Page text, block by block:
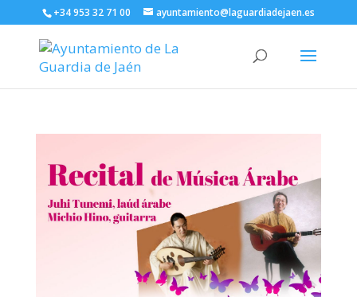
+34 953 32 71 00 ayuntamiento@laguardiadejaen.es